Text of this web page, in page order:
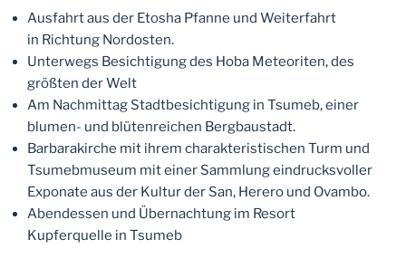
Ausfahrt aus der Etosha Pfanne und Weiterfahrt
in Richtung Nordosten.
Unterwegs Besichtigung des Hoba Meteoriten, des
größten der Welt
Am Nachmittag Stadtbesichtigung in Tsumeb, einer
blumen- und blütenreichen Bergbaustadt.
Barbarakirche mit ihrem charakteristischen Turm und
Tsumebmuseum mit einer Sammlung eindrucksvoller
Exponate aus der Kultur der San, Herero und Ovambo.
Abendessen und Übernachtung im Resort
Kupferquelle in Tsumeb